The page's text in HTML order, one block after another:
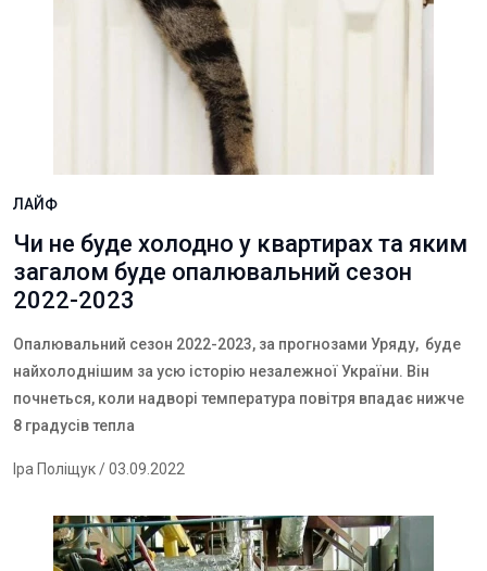
ЛАЙФ
Чи не буде холодно у квартирах та яким
загалом буде опалювальний сезон
2022-2023
Опалювальний сезон 2022-2023, за прогнозами Уряду, буде
найхолоднішим за усю історію незалежної України. Він
почнеться, коли надворі температура повітря впадає нижче
8 градусів тепла
Іра Поліщук/ 03.09.2022